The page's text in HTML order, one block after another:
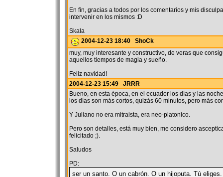
En fin, gracias a todos por los comentarios y mis
intervenir en los mismos :D
Skala
2004-12-23 18:40 ShoCk
muy, muy interesante y constructivo, de veras que
aquellos tiempos de magia y sueño.
Feliz navidad!
2004-12-23 15:49 JRRR
Bueno, en esta época, en el ecuador los días y las
los días son más cortos, quizás 60 minutos, pero más
Y Juliano no era mitraista, era neo-platonico.
Pero son detalles, está muy bien, me considero
felicitado ;).
Saludos
PD:
ser un santo. O un cabrón. O un hijoputa. Tú